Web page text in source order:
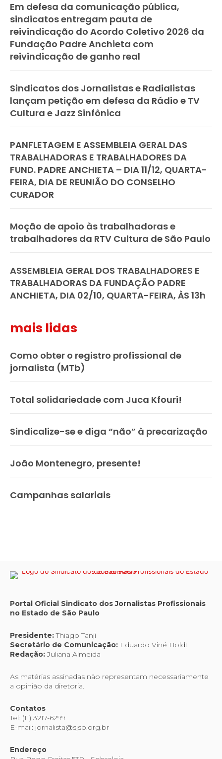
Em defesa da comunicação pública,
sindicatos entregam pauta de
reivindicação do Acordo Coletivo 2026 da
Fundação Padre Anchieta com
reivindicação de ganho real
Sindicatos dos Jornalistas e Radialistas
lançam petição em defesa da Rádio e TV
Cultura e Jazz Sinfônica
PANFLETAGEM E ASSEMBLEIA GERAL DAS
TRABALHADORAS E TRABALHADORES DA
FUND. PADRE ANCHIETA – DIA 11/12, QUARTA-
FEIRA, DIA DE REUNIÃO DO CONSELHO
CURADOR
Moção de apoio às trabalhadoras e
trabalhadores da RTV Cultura de São Paulo
ASSEMBLEIA GERAL DOS TRABALHADORES E
TRABALHADORAS DA FUNDAÇÃO PADRE
ANCHIETA, DIA 02/10, QUARTA-FEIRA, ÀS 13h
mais lidas
Como obter o registro profissional de
jornalista (MTb)
Total solidariedade com Juca Kfouri!
Sindicalize-se e diga “não” à precarização
João Montenegro, presente!
Campanhas salariais
Portal Oficial Sindicato dos Jornalistas Profissionais
no Estado de São Paulo
Presidente:Thiago Tanji
Secretário de Comunicação: Eduardo Viné Boldt
Redação:Juliana Almeida
As matérias assinadas não representam necessariamente
a opinião da diretoria.
Contatos
Tel: (11) 3217-6299
E-mail: jornalista@sjsp.org.br
Endereço